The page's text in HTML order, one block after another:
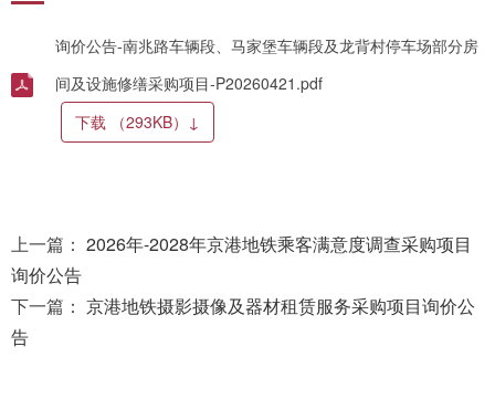
询价公告-南兆路车辆段、马家堡车辆段及龙背村停车场部分房
间及设施修缮采购项目-P20260421.pdf
下载
（293KB） ↓
上一篇： 2026年-2028年京港地铁乘客满意度调查采购项目
询价公告
下一篇： 京港地铁摄影摄像及器材租赁服务采购项目询价公
告